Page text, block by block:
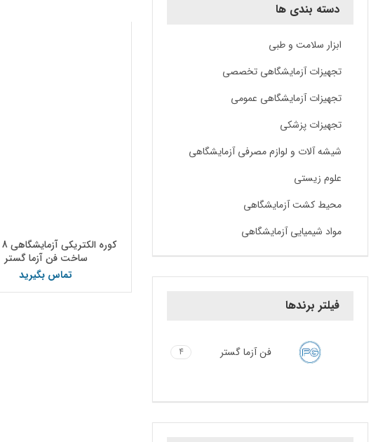
دسته بندی ها
ابزار سلامت و طبی
تجهیزات آزمایشگاهی تخصصی
تجهیزات آزمایشگاهی عمومی
تجهیزات پزشکی
شیشه آلات و لوازم مصرفی آزمایشگاهی
علوم زیستی
محیط کشت آزمایشگاهی
مواد شیمیایی آزمایشگاهی
فیلتر برندها
فن آزما گستر 4
ساخت فن آزما گستر
تماس بگیرید